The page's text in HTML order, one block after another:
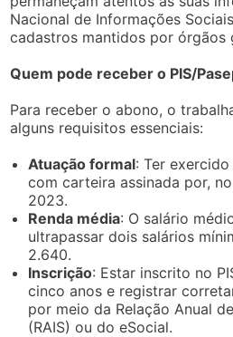
Nacional de Informações
cadastros mantidos por órgãos
Quem pode receber o PIS/
Para receber o abono, o
alguns requisitos essenciais:
Atuação formal: Ter
com carteira assinada por,
2023.
Renda média: O salário
ultrapassar dois salários
2.640.
Inscrição: Estar inscrito no
cinco anos e registrar
por meio da Relação Anual
(RAIS) ou do eSocial.